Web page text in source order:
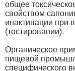
общее
свойством
инактивации при
(тостировании).
Органическое
пищевой
специфического